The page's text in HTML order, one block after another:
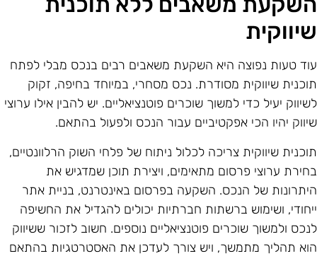
טעות נפוצה היא השקעת משאבים רבים בנכס מבלי לפתח
שיווקית מסודרת. נכס מסחרי, במיוחד בחיפה, זקוק
יעיל כדי למשוך שוכרים פוטנציאליים. יש להבין אילו ערוצי
יהיו הכי אפקטיביים עבור הנכס ולפעול בהתאם.
שיווקית צריכה לכלול ניתוח של פלחי השוק הרלוונטיים,
ערוצי פרסום מתאימים, ויצירת תוכן שמדגיש את
של הנכס. השקעה בפרסום באינטרנט, בניית אתר
ושימוש ברשתות חברתיות יכולים להגדיל את החשיפה
ולמשוך שוכרים פוטנציאליים נוספים. חשוב לזכור ששיווק
תהליך מתמשך, ויש צורך לעדכן את האסטרטגיות בהתאם